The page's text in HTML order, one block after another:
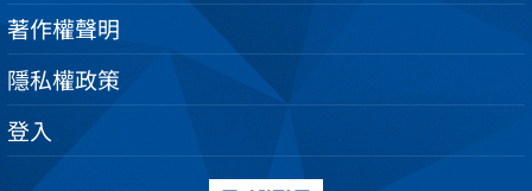
著作權聲明
隱私權政策
登入